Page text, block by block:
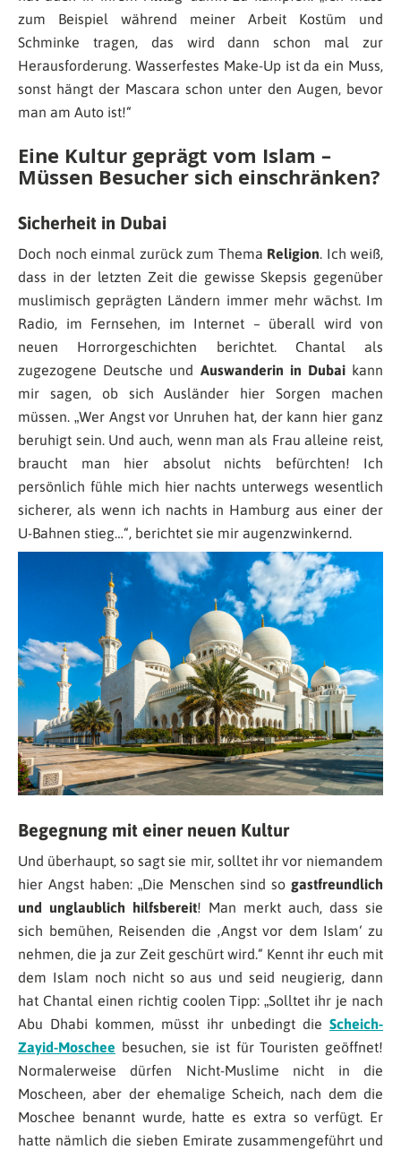
zum Beispiel während meiner Arbeit Kostüm und
Schminke tragen, das wird dann schon mal zur
Herausforderung. Wasserfestes Make-Up ist da ein Muss,
sonst hängt der Mascara schon unter den Augen, bevor
man am Auto ist!“
Eine Kultur geprägt vom Islam –
Müssen Besucher sich einschränken?
Sicherheit in Dubai
Doch noch einmal zurück zum Thema Religion. Ich weiß,
dass in der letzten Zeit die gewisse Skepsis gegenüber
muslimisch geprägten Ländern immer mehr wächst. Im
Radio, im Fernsehen, im Internet – überall wird von
neuen Horrorgeschichten berichtet. Chantal als
zugezogene Deutsche und Auswanderin in Dubaikann
mir sagen, ob sich Ausländer hier Sorgen machen
müssen. „Wer Angst vor Unruhen hat, der kann hier ganz
beruhigt sein. Und auch, wenn man als Frau alleine reist,
braucht man hier absolut nichts befürchten! Ich
persönlich fühle mich hier nachts unterwegs wesentlich
sicherer, als wenn ich nachts in Hamburg aus einer der
U-Bahnen stieg…“, berichtet sie mir augenzwinkernd.
Begegnung mit einer neuen Kultur
Und überhaupt, so sagt sie mir, solltet ihr vor niemandem
hier Angst haben: „Die Menschen sind so gastfreundlich
und unglaublich hilfsbereit! Man merkt auch, dass sie
sich bemühen, Reisenden die ‚Angst vor dem Islam‘ zu
nehmen, die ja zur Zeit geschürt wird.“ Kennt ihr euch mit
dem Islam noch nicht so aus und seid neugierig, dann
hat Chantal einen richtig coolen Tipp: „Solltet ihr je nach
Abu Dhabi kommen, müsst ihr unbedingt die Scheich-
Zayid-Moschee besuchen, sie ist für Touristen geöffnet!
Normalerweise dürfen Nicht-Muslime nicht in die
Moscheen, aber der ehemalige Scheich, nach dem die
Moschee benannt wurde, hatte es extra so verfügt. Er
hatte nämlich die sieben Emirate zusammengeführt und